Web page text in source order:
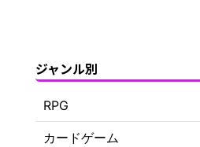
ジャンル別
RPG
カードゲーム